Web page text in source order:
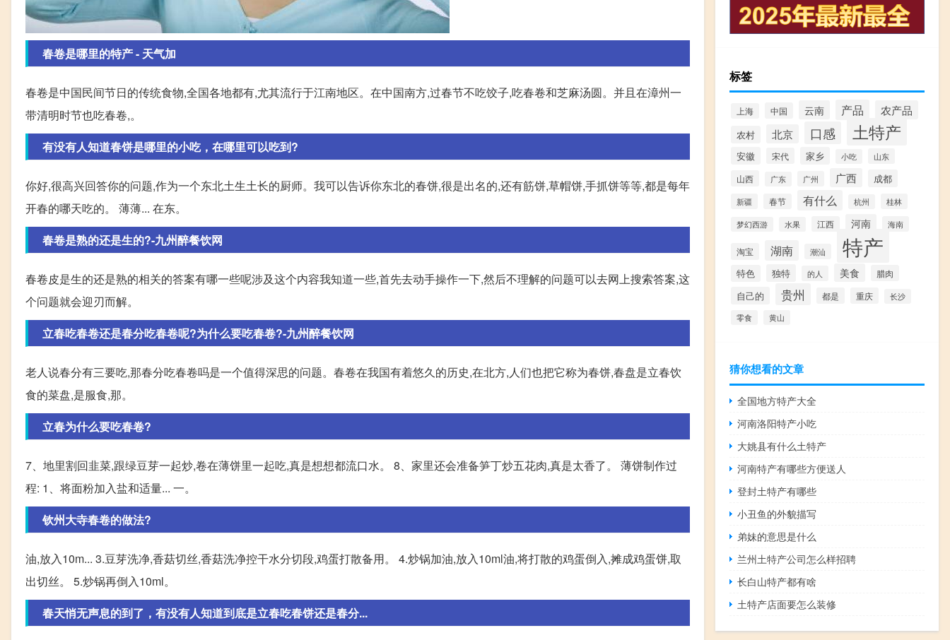
春卷是哪里的特产 - 天气加
春卷是中国民间节日的传统食物,全国各地都有,尤其流行于江南地区。在中国南方,过春节不吃饺子,吃春卷和芝麻汤圆。并且在漳州一
带清明时节也吃春卷,。
有没有人知道春饼是哪里的小吃，在哪里可以吃到?
你好,很高兴回答你的问题,作为一个东北土生土长的厨师。我可以告诉你东北的春饼,很是出名的,还有筋饼,草帽饼,手抓饼等等,都是每年
开春的哪天吃的。 薄薄... 在东。
春卷是熟的还是生的?-九州醉餐饮网
春卷皮是生的还是熟的相关的答案有哪一些呢涉及这个内容我知道一些,首先去动手操作一下,然后不理解的问题可以去网上搜索答案,这
个问题就会迎刃而解。
立春吃春卷还是春分吃春卷呢?为什么要吃春卷?-九州醉餐饮网
老人说春分有三要吃,那春分吃春卷吗是一个值得深思的问题。春卷在我国有着悠久的历史,在北方,人们也把它称为春饼,春盘是立春饮
食的菜盘,是服食,那。
立春为什么要吃春卷?
7、地里割回韭菜,跟绿豆芽一起炒,卷在薄饼里一起吃,真是想想都流口水。 8、家里还会准备笋丁炒五花肉,真是太香了。 薄饼制作过
程: 1、将面粉加入盐和适量... 一。
钦州大寺春卷的做法?
油,放入10m... 3.豆芽洗净,香菇切丝,香菇洗净控干水分切段,鸡蛋打散备用。 4.炒锅加油,放入10ml油,将打散的鸡蛋倒入,摊成鸡蛋饼,取
出切丝。 5.炒锅再倒入10ml。
春天悄无声息的到了，有没有人知道到底是立春吃春饼还是春分...
标签
上海 中国 云南 产品 农产品
农村 北京 口感 土特产
安徽 宋代 家乡 小吃 山东
山西 广东 广州 广西 成都
新疆 春节 有什么 杭州 桂林
梦幻西游 水果 江西 河南 海南
淘宝 湖南 潮汕 特产
特色 独特 的人 美食 腊肉
自己的 贵州 都是 重庆
长沙
零食
黄山
猜你想看的文章
全国地方特产大全
河南洛阳特产小吃
大姚县有什么土特产
河南特产有哪些方便送人
登封土特产有哪些
小丑鱼的外貌描写
弟妹的意思是什么
兰州土特产公司怎么样招聘
长白山特产都有啥
土特产店面要怎么装修